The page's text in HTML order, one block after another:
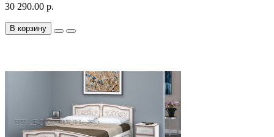
30 290.00 р.
В корзину